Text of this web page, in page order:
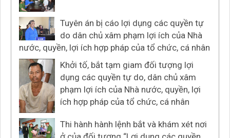
Tuyên án bị cáo lợi dụng các quyền tự
do dân chủ xâm phạm lợi ích của Nhà
nước, quyền, lợi ích hợp pháp của tổ chức, cá nhân
Khởi tố, bắt tạm giam đối tượng lợi
dụng các quyền tự do, dân chủ xâm
phạm lợi ích của Nhà nước, quyền, lợi
ích hợp pháp của tổ chức, cá nhân
Thi hành hành lệnh bắt và khám xét nơi